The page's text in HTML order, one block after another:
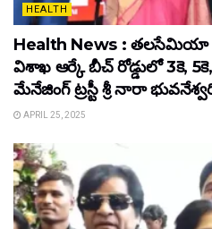
HEALTH
Health News : తలసేమియా
విశాఖ ఆర్కే బీచ్‌ రోడ్డులో 3కె, 5కె,
మేనేజింగ్‌ ట్రస్టీ శ్రీ నారా
APRIL 25, 2025